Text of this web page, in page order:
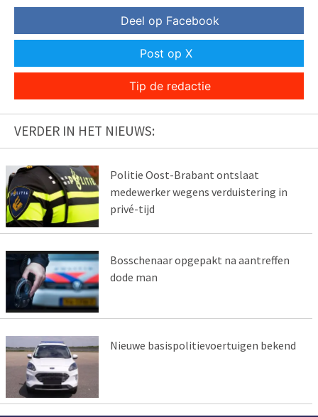
Deel op Facebook
Post op X
Tip de redactie
VERDER IN HET NIEUWS:
Politie Oost-Brabant ontslaat
medewerker wegens verduistering in
privé-tijd
Bosschenaar opgepakt na aantreffen
dode man
Nieuwe basispolitievoertuigen bekend